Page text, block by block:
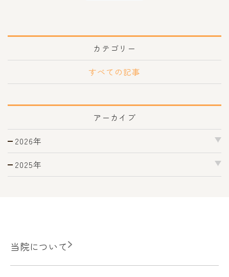
カテゴリー
すべての記事
アーカイブ
2026年
2025年
当院について